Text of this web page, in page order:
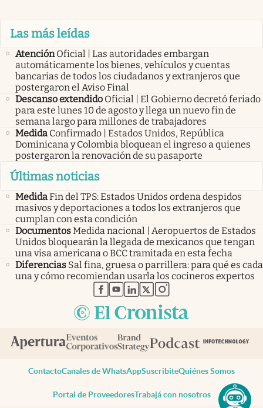
Las más leídas
Atención Oficial | Las autoridades embargan
automáticamente los bienes, vehículos y cuentas
bancarias de todos los ciudadanos y extranjeros que
postergaron el Aviso Final
Descanso extendido Oficial | El Gobierno decretó feriado
para este lunes 10 de agosto y llega un nuevo fin de
semana largo para millones de trabajadores
Medida Confirmado | Estados Unidos, República
Dominicana y Colombia bloquean el ingreso a quienes
postergaron la renovación de su pasaporte
Últimas noticias
MedidaFin del TPS: Estados Unidos ordena despidos
masivos y deportaciones a todos los extranjeros que
cumplan con esta condición
DocumentosMedida nacional | Aeropuertos de Estados
Unidos bloquearán la llegada de mexicanos que tengan
una visa americana o BCC tramitada en esta fecha
Diferencias Sal fina, gruesa o parrillera: para qué es cada
una y cómo recomiendan usarla los cocineros expertos
abre en nueva pestaña
abre en nueva pestaña
abre en nueva pestaña
abre en nueva pestaña
abre en nueva pestaña
ContactoCanales de WhatsAppSuscribiteQuiénes Somos
Portal de ProveedoresTrabajá con nosotros